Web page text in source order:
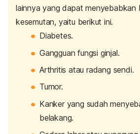
lainnya yang dapat menyebabkan
kesemutan, yaitu berikut ini.
Diabetes.
Gangguan fungsi ginjal.
Arthritis atau radang sendi.
Tumor.
Kanker yang sudah
belakang.